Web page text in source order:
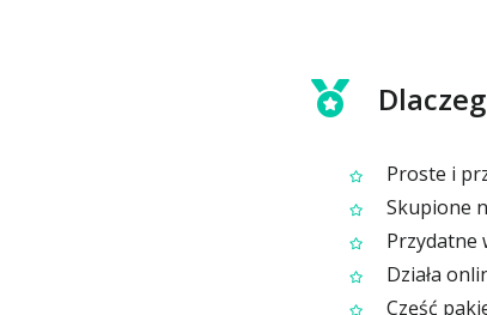
Proste i
Skupione
Przydatne
Działa
Część